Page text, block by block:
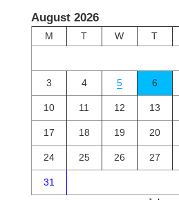
August 2026
M T W T
3 4 5 6
10 11 12 13
17 18 19 20
24 25 26 27
31